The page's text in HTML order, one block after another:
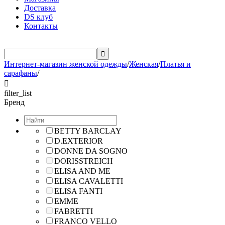
Доставка
DS клуб
Контакты

Интернет-магазин женской одежды/Женская/Платья и
сарафаны/

filter_list
Бренд
BETTY BARCLAY
D.EXTERIOR
DONNE DA SOGNO
DORISSTREICH
ELISA AND ME
ELISA CAVALETTI
ELISA FANTI
EMME
FABRETTI
FRANCO VELLO